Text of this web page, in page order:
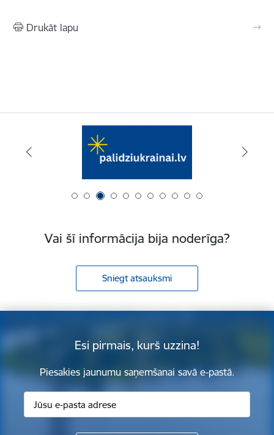
Drukāt lapu
Vai šī informācija bija noderīga?
Sniegt atsauksmi
Esi pirmais, kurš uzzina!
Piesakies jaunumu saņemšanai savā e-pastā.